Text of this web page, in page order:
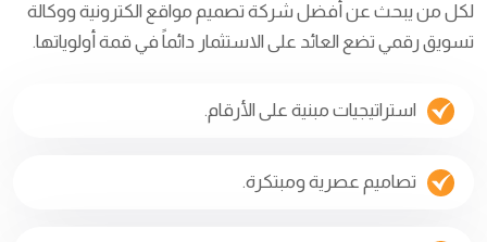
لكل من يبحث عن أفضل شركة تصميم مواقع الكترونية ووكالة
تسويق رقمي تضع العائد على الاستثمار دائماً في قمة أولوياتها.
استراتيجيات مبنية على الأرقام.
تصاميم عصرية ومبتكرة.